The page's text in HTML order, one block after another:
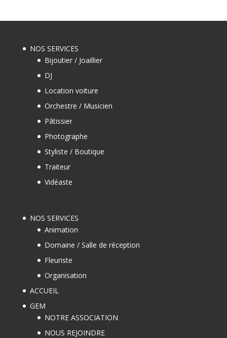
NOS SERVICES
Bijoutier / Joaillier
DJ
Location voiture
Orchestre / Musicien
Pâtissier
Photographe
Styliste / Boutique
Traiteur
Vidéaste
NOS SERVICES
Animation
Domaine / Salle de réception
Fleuriste
Organisation
ACCUEIL
GEM
NOTRE ASSOCIATION
NOUS REJOINDRE